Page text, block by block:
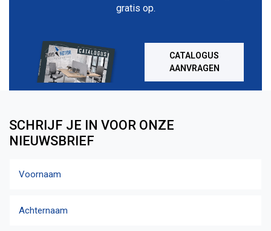
gratis op.
CATALOGUS
AANVRAGEN
SCHRIJF JE IN VOOR ONZE
NIEUWSBRIEF